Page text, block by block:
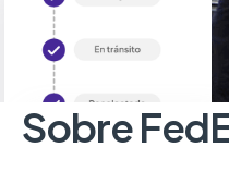
Sobre